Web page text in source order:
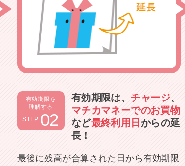
有効期限を
理解する
STEP 02
有効期限は、 チャージ、
マチカマネーでのお買物
など最終利用日 からの延
長！
最後に残高が合算された日から有効期限